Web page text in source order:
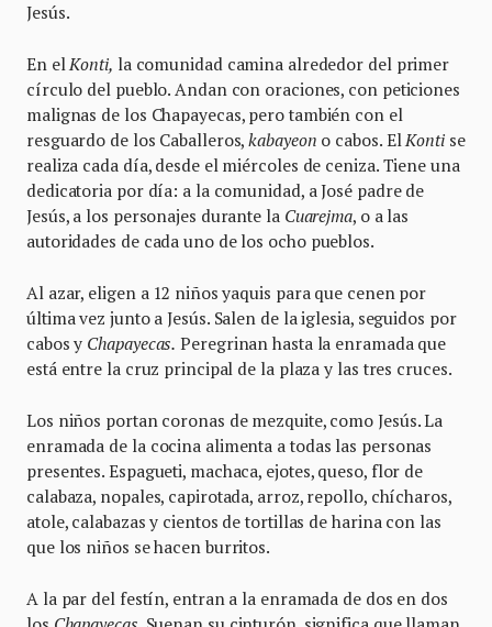
Jesús.
En elKonti, la comunidad camina alrededor del primer
círculo del pueblo. Andan con oraciones, con peticiones
malignas de los Chapayecas, pero también con el
resguardo de los Caballeros,kabayeon o cabos. ElKontise
realiza cada día, desde el miércoles de ceniza. Tiene una
dedicatoria por día: a la comunidad, a José padre de
Jesús, a los personajes durante la Cuarejma, o a las
autoridades de cada uno de los ocho pueblos.
Al azar, eligen a 12 niños yaquis para que cenen por
última vez junto a Jesús. Salen de la iglesia, seguidos por
cabos y Chapayecas. Peregrinan hasta la enramada que
está entre la cruz principal de la plaza y las tres cruces.
Los niños portan coronas de mezquite, como Jesús. La
enramada de la cocina alimenta a todas las personas
presentes. Espagueti, machaca, ejotes, queso, flor de
calabaza, nopales, capirotada, arroz, repollo, chícharos,
atole, calabazas y cientos de tortillas de harina con las
que los niños se hacen burritos.
A la par del festín, entran a la enramada de dos en dos